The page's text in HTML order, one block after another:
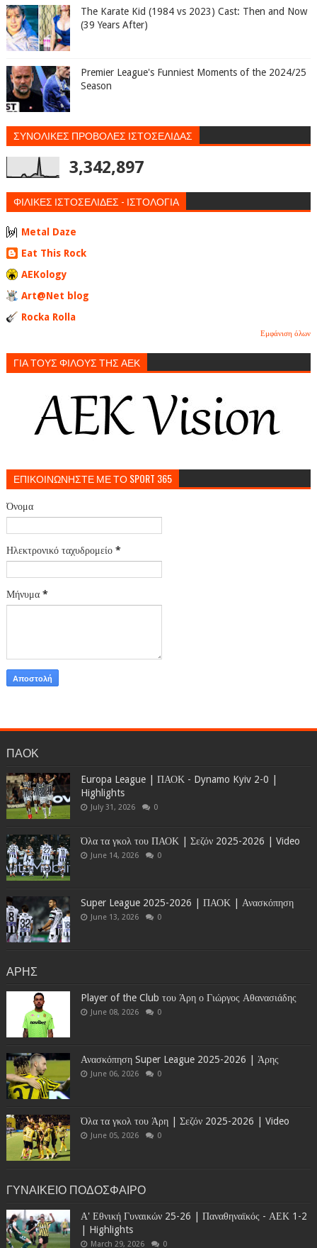
The Karate Kid (1984 vs 2023) Cast: Then and Now
(39 Years After)
Premier League's Funniest Moments of the 2024/25
Season
ΣΥΝΟΛΙΚΕΣ ΠΡΟΒΟΛΕΣ ΙΣΤΟΣΕΛΙΔΑΣ
3,342,897
ΦΙΛΙΚΕΣ ΙΣΤΟΣΕΛΙΔΕΣ - ΙΣΤΟΛΟΓΙΑ
Metal Daze
Eat This Rock
AEKology
Art@Net blog
Rocka Rolla
Εμφάνιση όλων
ΓΙΑ ΤΟΥΣ ΦΙΛΟΥΣ ΤΗΣ ΑΕΚ
ΕΠΙΚΟΙΝΩΝΗΣΤΕ ΜΕ ΤΟ SPORT 365
Όνομα
Ηλεκτρονικό ταχυδρομείο *
Μήνυμα *
ΠΑΟΚ
Europa League | ΠΑΟΚ - Dynamo Kyiv 2-0 |
Highlights
July 31, 2026 0
Όλα τα γκολ του ΠΑΟΚ | Σεζόν 2025-2026 | Video
June 14, 2026 0
Super League 2025-2026 | ΠΑΟΚ | Ανασκόπηση
June 13, 2026 0
ΑΡΗΣ
Player of the Club του Άρη ο Γιώργος Αθανασιάδης
June 08, 2026 0
Ανασκόπηση Super League 2025-2026 | Άρης
June 06, 2026 0
Όλα τα γκολ του Άρη | Σεζόν 2025-2026 | Video
June 05, 2026 0
ΓΥΝΑΙΚΕΙΟ ΠΟΔΟΣΦΑΙΡΟ
Α' Εθνική Γυναικών 25-26 | Παναθηναϊκός - ΑΕΚ 1-2
| Highlights
March 29, 2026 0